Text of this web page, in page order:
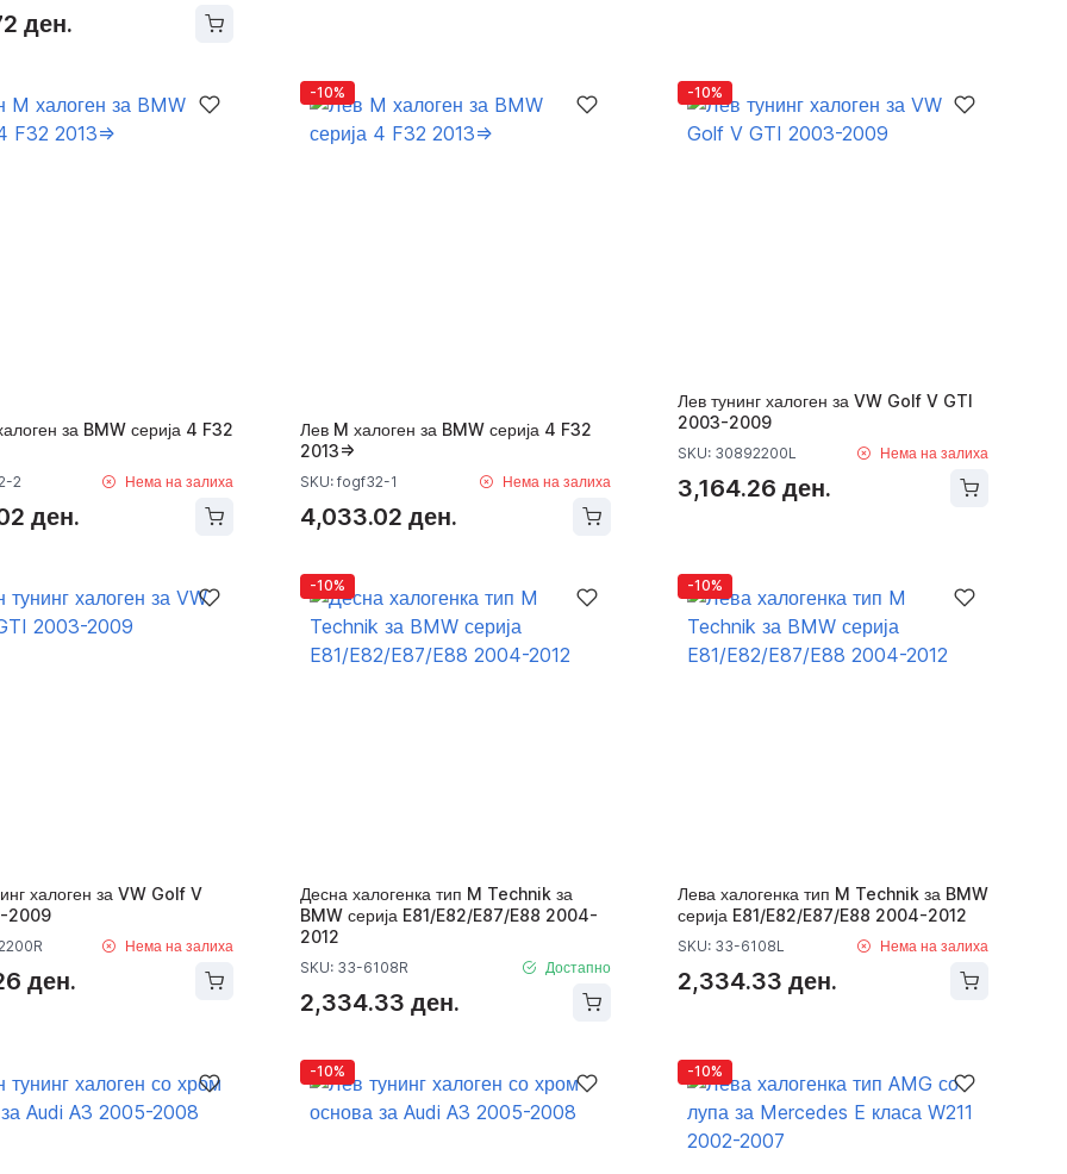
ден.
за BMW серија 4 F32
2 Нема на залиха
ден.
-10%
Лев M халоген за BMW серија 4 F32
2013=>
SKU: fogf32-1 Нема на залиха
4,033.02 ден.
-10%
Лев тунинг халоген за VW Golf V GTI
2003-2009
SKU: 30892200L Нема на залиха
3,164.26 ден.
халоген за VW Golf V
2009
Нема на залиха
ден.
-10%
Десна халогенка тип M Technik за
BMW серија E81/E82/E87/E88 2004-
2012
SKU: 33-6108R Достапно
2,334.33 ден.
-10%
Лева халогенка тип M Technik за BMW
серија E81/E82/E87/E88 2004-2012
SKU: 33-6108L Нема на залиха
2,334.33 ден.
-10% -10%